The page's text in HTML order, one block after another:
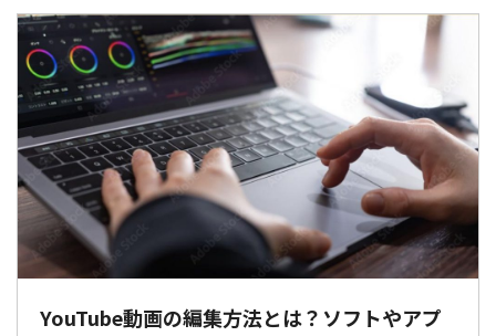
YouTube動画の編集方法とは？ソフトやアプ